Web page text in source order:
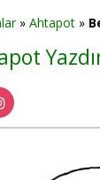
» Ahtapot »